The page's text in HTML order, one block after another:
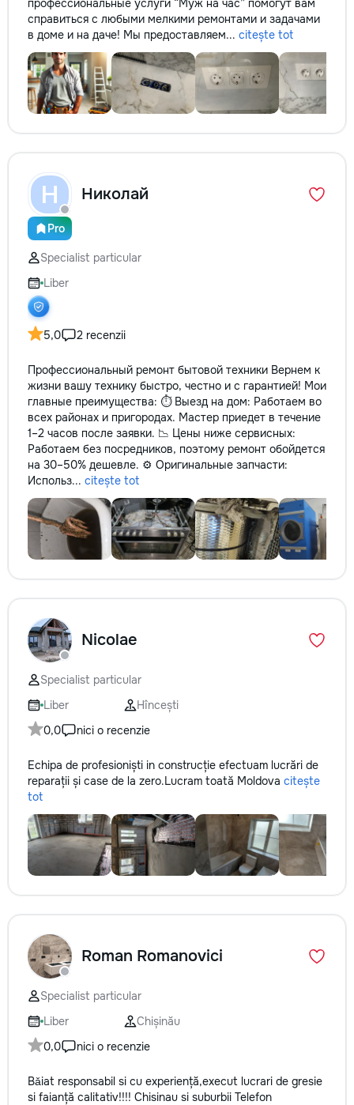
профессиональные услуги “Муж на час” помогут вам
справиться с любыми мелкими ремонтами и задачами
в доме и на даче! Мы предоставляем... citește tot
Н
Pro
Николай
Specialist particular
Liber
5,0 2 recenzii
Профессиональный ремонт бытовой техники Вернем к
жизни вашу технику быстро, честно и с гарантией! Мои
главные преимущества: ⏱️ Выезд на дом: Работаем во
всех районах и пригородах. Мастер приедет в течение
1–2 часов после заявки. 📉 Цены ниже сервисных:
Работаем без посредников, поэтому ремонт обойдется
на 30–50% дешевле. ⚙️ Оригинальные запчасти:
Использ... citește tot
Nicolae
Specialist particular
Liber
Hîncești
0,0
nici o recenzie
Echipa de profesioniști in construcție efectuam lucrări de
reparații și case de la zero.Lucram toată Moldova citește
tot
Roman Romanovici
Specialist particular
Liber
Chișinău
0,0
nici o recenzie
Bǎiat responsabil si cu experiență,execut lucrari de gresie
si faianță calitativ!!!! Chisinau si suburbii Telefon